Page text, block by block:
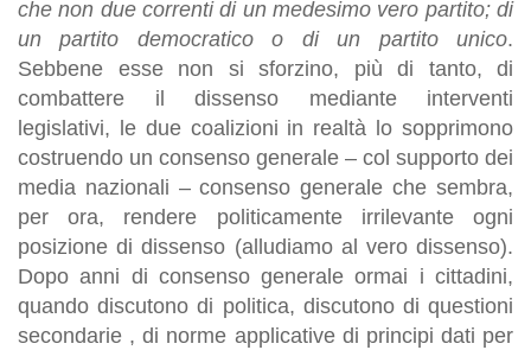
che non due correnti di un medesimo vero partito; di
un partito democratico o di un partito unico.
Sebbene esse non si sforzino, più di tanto, di
combattere il dissenso mediante interventi
legislativi, le due coalizioni in realtà lo sopprimono
costruendo un consenso generale – col supporto dei
media nazionali – consenso generale che sembra,
per ora, rendere politicamente irrilevante ogni
posizione di dissenso (alludiamo al vero dissenso).
Dopo anni di consenso generale ormai i cittadini,
quando discutono di politica, discutono di questioni
secondarie , di norme applicative di principi dati per